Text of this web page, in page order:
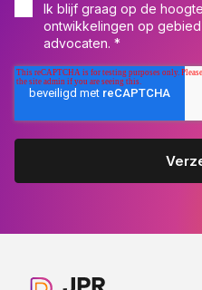
Ik blijf graag op de
ontwikkelingen op
advocaten. *